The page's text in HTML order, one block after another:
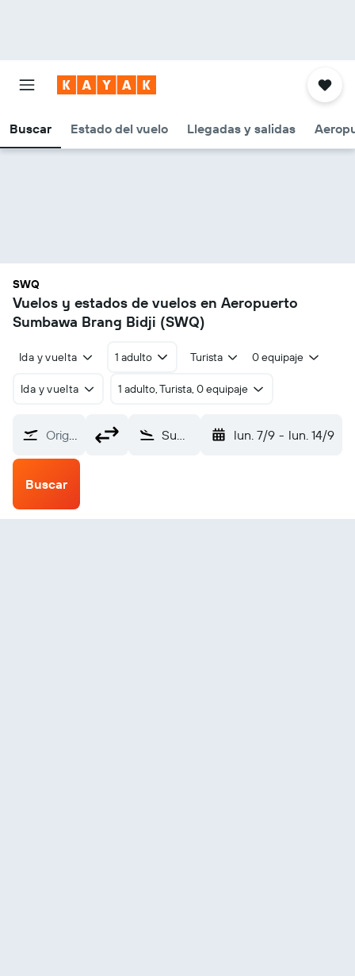
Buscar Estado del vuelo Llegadas y salidas
SWQ
Vuelos y estados de vuelos en Aeropuerto
Sumbawa Brang Bidji (SWQ)
Ida y vuelta 1 adulto Turista 0 equipaje
Ida y vuelta 1 adulto, Turista, 0 equipaje
Origen Sumbawa Brang Bidji (SWQ) lun. 7/9 - lun. 14/9
Buscar